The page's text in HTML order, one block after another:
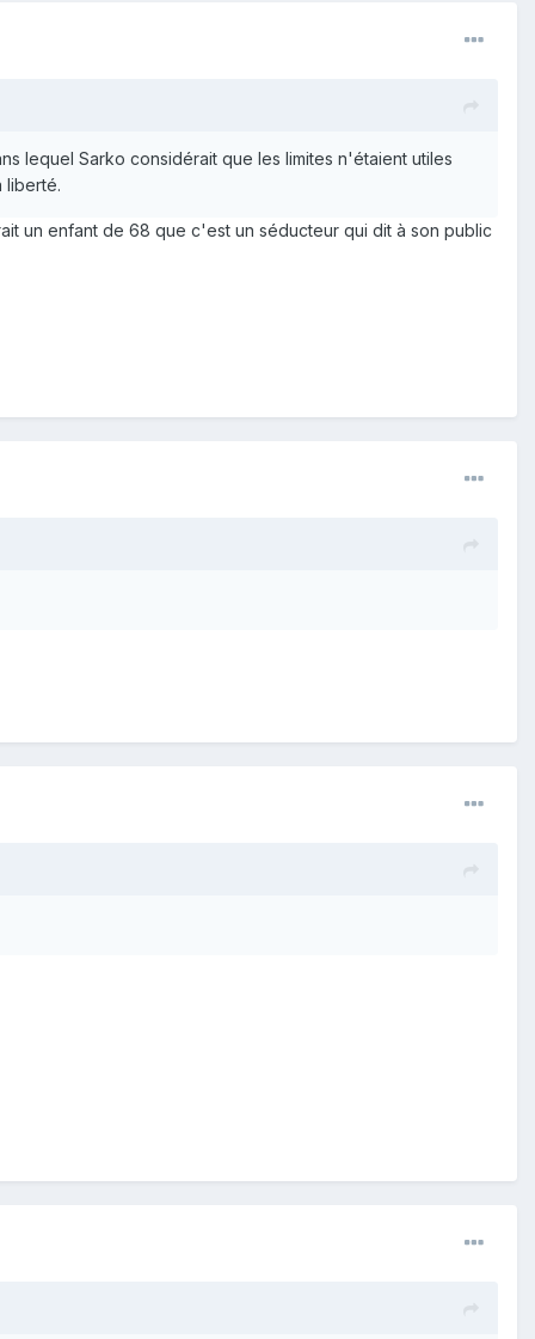
lequel Sarko considérait que les limites n'étaient utiles
liberté.
un enfant de 68 que c'est un séducteur qui dit à son public